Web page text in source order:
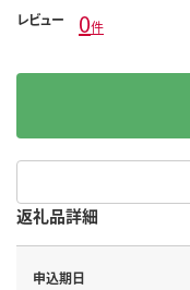
レビュー 0件
返礼品詳細
申込期日